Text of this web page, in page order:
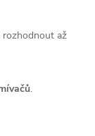
rozhodnout až
.